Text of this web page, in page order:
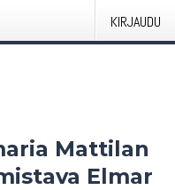
KIRJAUDU
Mattilan
Elmar